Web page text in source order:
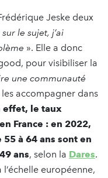
Jeske deux
le sujet, j’ai
». Elle a donc
pour visibiliser la
une communauté
accompagner dans
effet, le taux
France : en 2022,
à 64 ans sont en
ans, selon la Dares.
l’échelle européenne,